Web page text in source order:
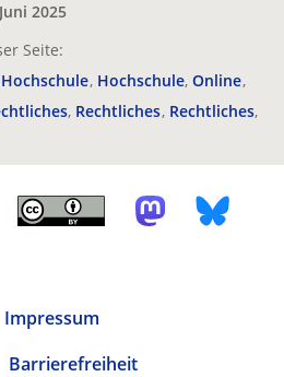
2025
Seite:
Hochschule Hochschule Online
Rechtliches Rechtliches
Impressum
Barrierefreiheit